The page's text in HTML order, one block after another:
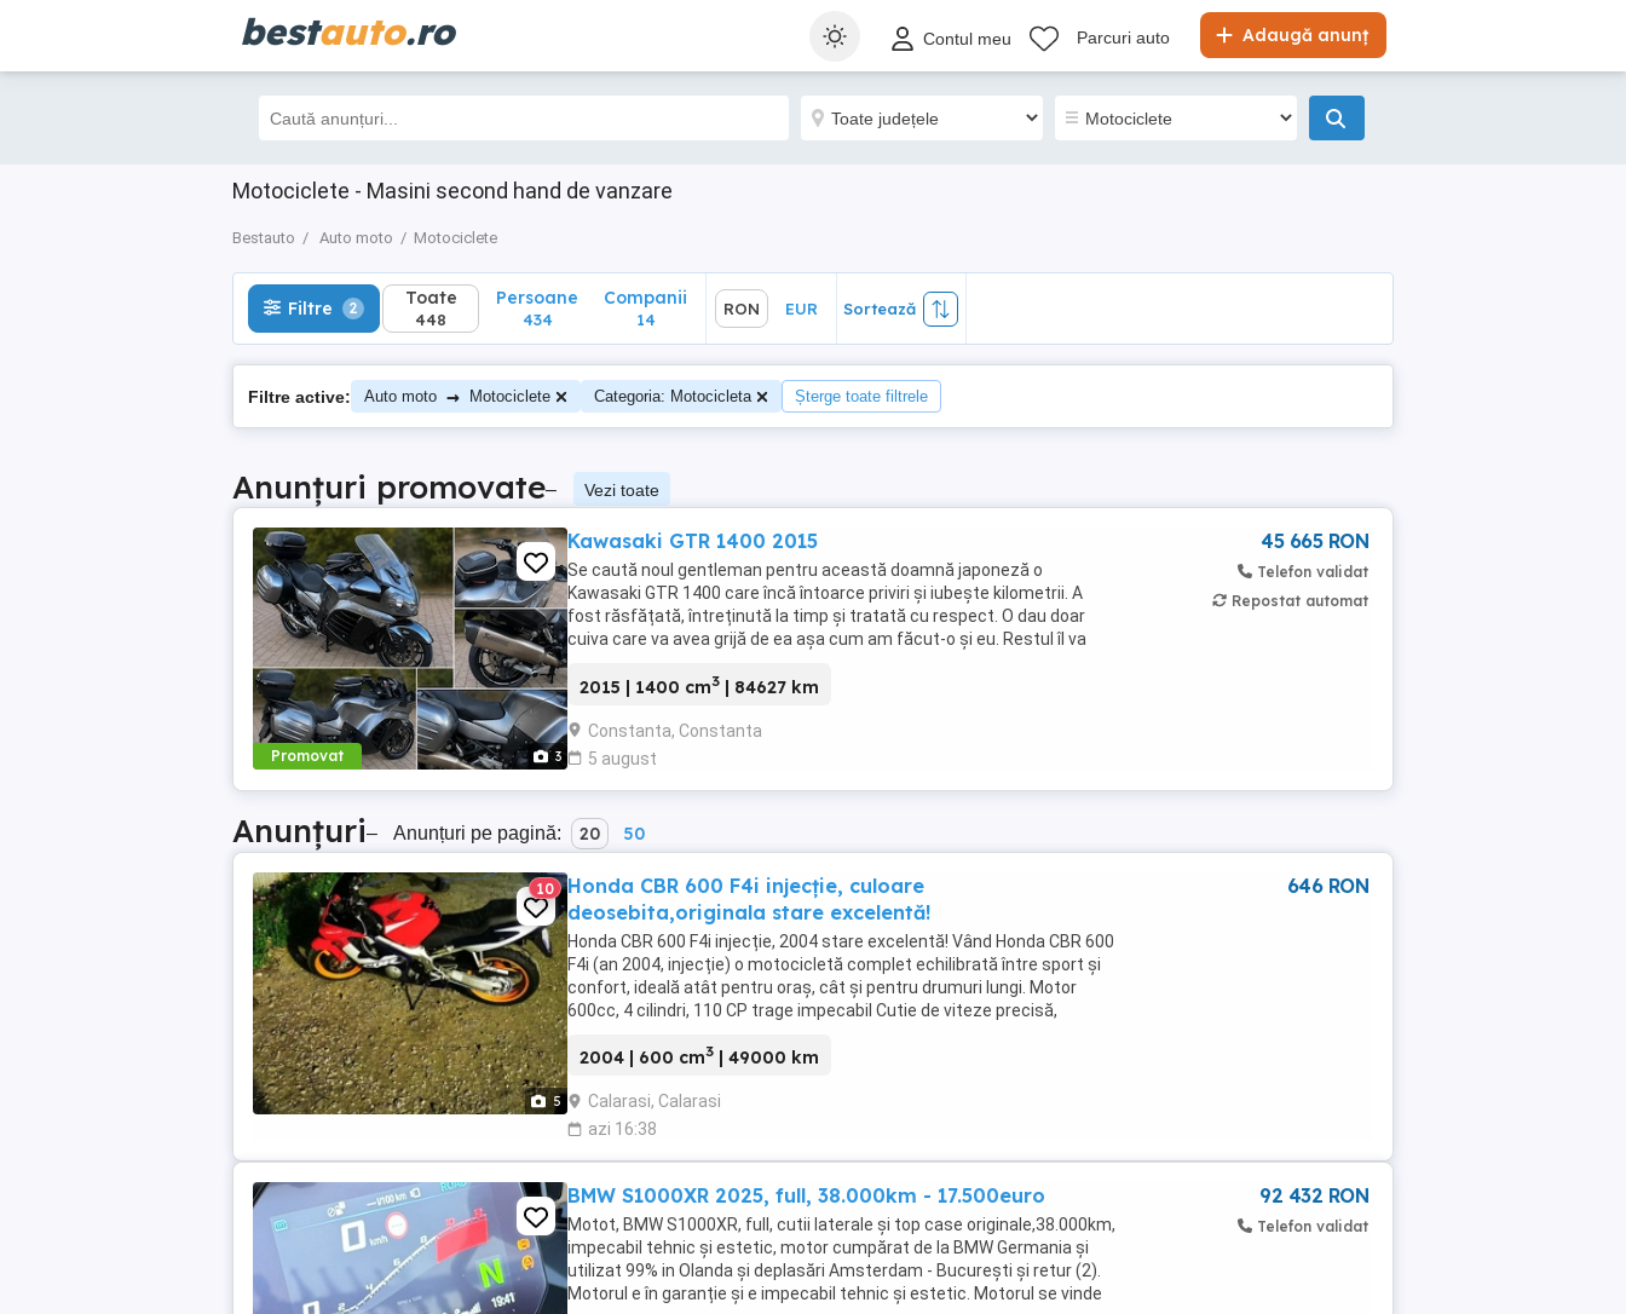
bestauto.ro Adaugă anunț
Contul meu Parcuri auto
Motociclete - Masini second hand de vanzare
Bestauto Auto moto Motociclete
Filtre 2 Toate
448
Sortează
Filtre 2 Toate
448
Persoane
434
Companii
14
RON EUR Sortează
Filtre active: Auto moto → Motociclete Categoria: Motocicleta Șterge toate filtrele
Anunțuri promovate– Vezi toate
Promovat 3
Kawasaki GTR 1400 2015
Se caută noul gentleman pentru această doamnă japoneză o
Kawasaki GTR 1400 care încă întoarce priviri și iubește kilometrii. A
fost răsfățată, întreținută la timp și tratată cu respect. O dau doar
cuiva care va avea grijă de ea așa cum am făcut-o și eu. Restul îl va
2015 | 1400 cm3 | 84627 km
Constanta, Constanta
5 august
45 665 RON
Telefon validat
Repostat automat
Anunțuri– Anunțuri pe pagină: 20 50
5
10
Honda CBR 600 F4i injecție, culoare
deosebita,originala stare excelentă!
Honda CBR 600 F4i injecție, 2004 stare excelentă! Vând Honda CBR 600
F4i (an 2004, injecție) o motocicletă complet echilibrată între sport și
confort, ideală atât pentru oraș, cât și pentru drumuri lungi. Motor
600cc, 4 cilindri, 110 CP trage impecabil Cutie de viteze precisă,
2004 | 600 cm3 | 49000 km
Calarasi, Calarasi
azi 16:38
646 RON
BMW S1000XR 2025, full, 38.000km - 17.500euro
Motot, BMW S1000XR, full, cutii laterale și top case originale,38.000km,
impecabil tehnic și estetic, motor cumpărat de la BMW Germania și
utilizat 99% in Olanda și deplasări Amsterdam - București și retur (2).
Motorul e în garanție și e impecabil tehnic și estetic. Motorul se vinde
92 432 RON
Telefon validat